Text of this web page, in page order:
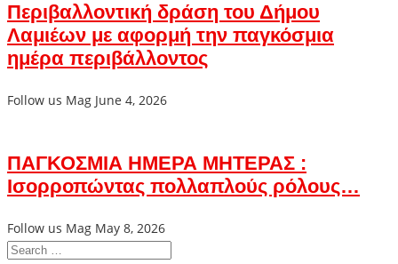
Περιβαλλοντική δράση του Δήμου
Λαμιέων με αφορμή την παγκόσμια
ημέρα περιβάλλοντος
Follow us Mag June 4, 2026
ΠΑΓΚΟΣΜΙΑ ΗΜΕΡΑ ΜΗΤΕΡΑΣ :
Ισορροπώντας πολλαπλούς ρόλους…
Follow us Mag May 8, 2026